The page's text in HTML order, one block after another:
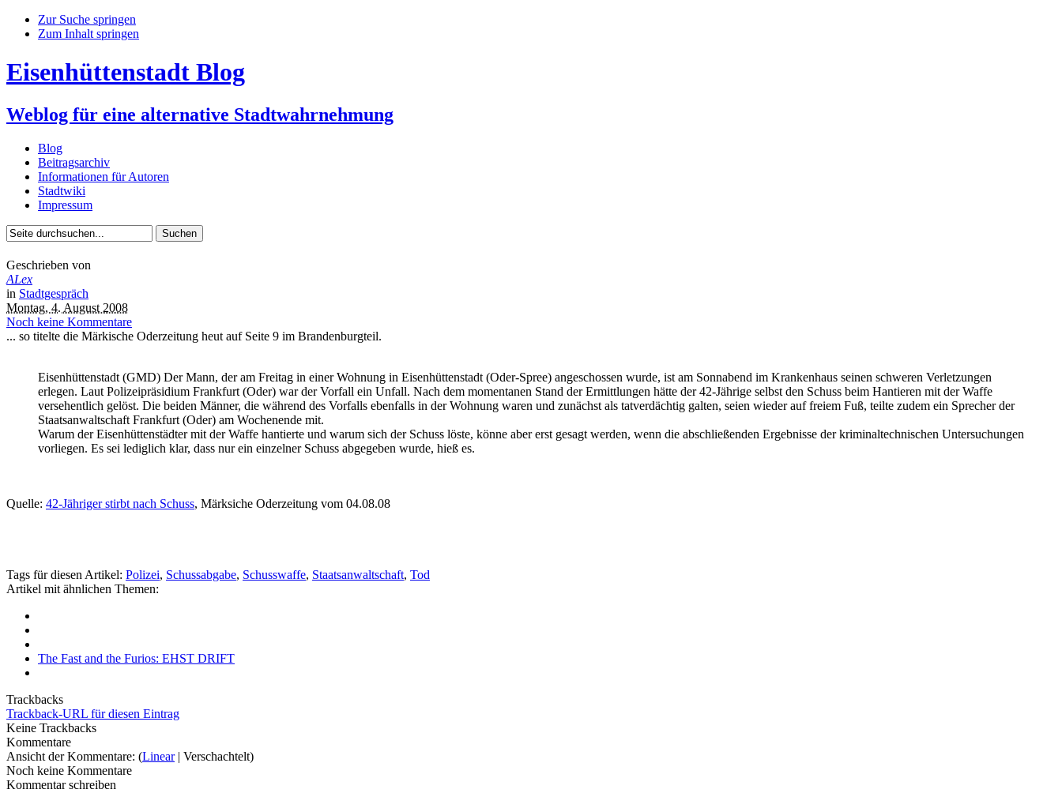
Zur Suche springen
Zum Inhalt springen
Eisenhüttenstadt Blog
Weblog für eine alternative Stadtwahrnehmung
Blog
Beitragsarchiv
Informationen für Autoren
Stadtwiki
Impressum
Geschrieben von
ALex
in Stadtgespräch
Montag, 4. August 2008
Noch keine Kommentare
... so titelte die Märkische Oderzeitung heut auf Seite 9 im Brandenburgteil.
Eisenhüttenstadt (GMD) Der Mann, der am Freitag in einer Wohnung in Eisenhüttenstadt (Oder-Spree) angeschossen wurde, ist am Sonnabend im Krankenhaus seinen schweren Verletzungen
erlegen. Laut Polizeipräsidium Frankfurt (Oder) war der Vorfall ein Unfall. Nach dem momentanen Stand der Ermittlungen hätte der 42-Jährige selbst den Schuss beim Hantieren mit der Waffe
versehentlich gelöst. Die beiden Männer, die während des Vorfalls ebenfalls in der Wohnung waren und zunächst als tatverdächtig galten, seien wieder auf freiem Fuß, teilte zudem ein Sprecher der
Staatsanwaltschaft Frankfurt (Oder) am Wochenende mit.
Warum der Eisenhüttenstädter mit der Waffe hantierte und warum sich der Schuss löste, könne aber erst gesagt werden, wenn die abschließenden Ergebnisse der kriminaltechnischen Untersuchungen
vorliegen. Es sei lediglich klar, dass nur ein einzelner Schuss abgegeben wurde, hieß es.
Quelle: 42-Jähriger stirbt nach Schuss, Märksiche Oderzeitung vom 04.08.08
Tags für diesen Artikel: Polizei, Schussabgabe, Schusswaffe, Staatsanwaltschaft, Tod
Artikel mit ähnlichen Themen:
The Fast and the Furios: EHST DRIFT
Trackbacks
Trackback-URL für diesen Eintrag
Keine Trackbacks
Kommentare
Ansicht der Kommentare: (Linear| Verschachtelt)
Noch keine Kommentare
Kommentar schreiben